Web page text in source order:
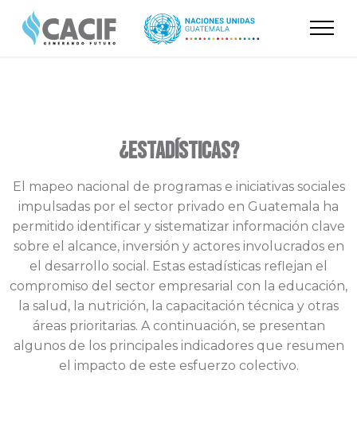
¿Estadísticas?
El mapeo nacional de programas e iniciativas sociales
impulsadas por el sector privado en Guatemala ha
permitido identificar y sistematizar información clave
sobre el alcance, inversión y actores involucrados en
el desarrollo social. Estas estadísticas reflejan el
compromiso del sector empresarial con la educación,
la salud, la nutrición, la capacitación técnica y otras
áreas prioritarias. A continuación, se presentan
algunos de los principales indicadores que resumen
el impacto de este esfuerzo colectivo.